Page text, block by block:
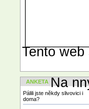
ANKETA
Pálili jste někdy slivovici i
doma?
Tento
Na